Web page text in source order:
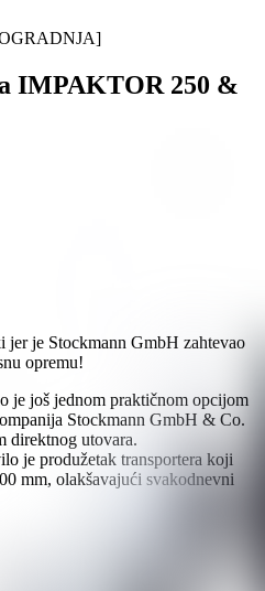
]
IMPAKTOR 250 &
jer je Stockmann GmbH zahtevao
opremu!
je još jednom praktičnom opcijom
Stockmann GmbH & Co.
direktnog utovara.
je produžetak transportera koji
mm, olakšavajući svakodnevni